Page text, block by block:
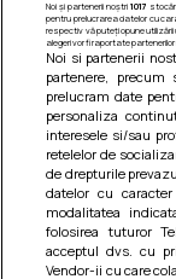
Barcute
Un deliciu usor
Noi și partenerii noștri 1017
pentru prelucrarea datelor cu
respectiv vă puteți opune
alegeri vor fi raportate
Noi si partenerii
partenere,
prelucram date
personaliza
interesele si/sau
retelelor de
de drepturile
datelor cu
modalitatea
folosirea tuturor
acceptul dvs. cu
Vendor-ii cu care